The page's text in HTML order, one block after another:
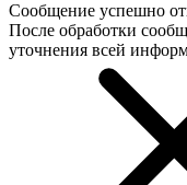
Сообщение успешно
После обработки
уточнения всей